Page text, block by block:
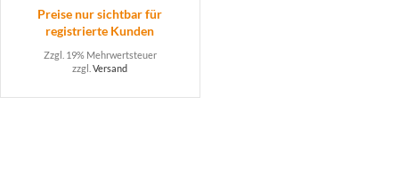
Preise nur sichtbar für
registrierte Kunden
Zzgl. 19% Mehrwertsteuer
zzgl.Versand